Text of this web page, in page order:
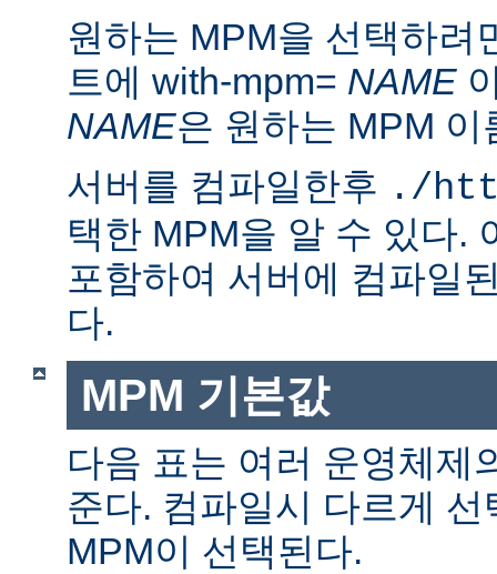
원하는 MPM을 선택하려
트에 with-mpm= NAME
NAME은 원하는 MPM 이
서버를 컴파일한후 ./
택한 MPM을 알 수 있다.
포함하여 서버에 컴파일
다.
MPM 기본값
다음 표는 여러 운영체제
준다. 컴파일시 다르게
MPM이 선택된다.